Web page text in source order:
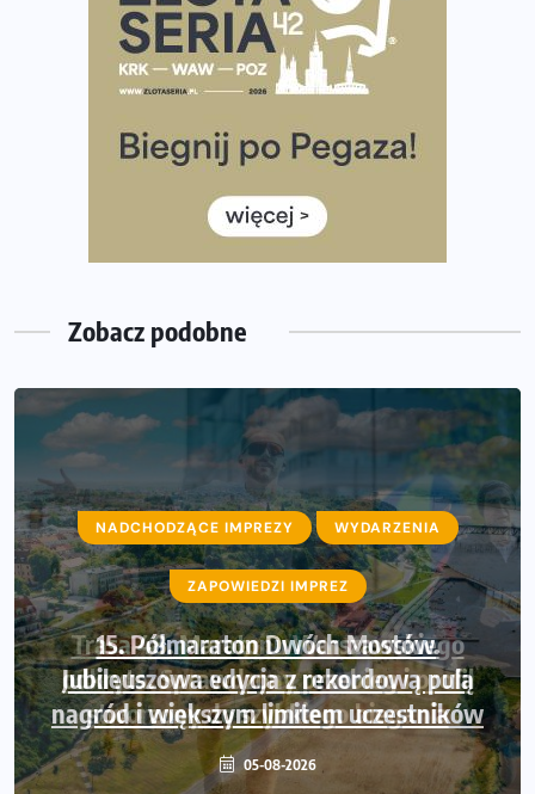
Już w tę sobotę 35. Bieg Powstania Warszawskiego.
Wystartuje rekordowa liczba uczestników
35. Bieg Powstania Warszawskiego – praktyczny
Ile razy w tygodniu biegać? 3 treningi wystarczą? Jak
często biegać, żeby robić postępy
Już w ten weekend! Przed nami Nocny Portowy Maraton
i Półmaraton Szczeciński. Wszystko, co warto wiedzieć
Zobacz podobne
NADCHODZĄCE IMPREZY WYDARZENIA
ZAPOWIEDZI IMPREZ
Trasa 48. Maratonu Warszawskiego
odkryta. Sprawdzony przebieg i profil
stworzony do szybkiego biegania
05-08-2026